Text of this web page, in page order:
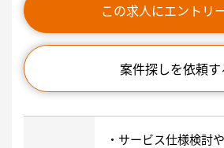
この求人にエントリ
案件探しを依頼す
・サービス仕様検討